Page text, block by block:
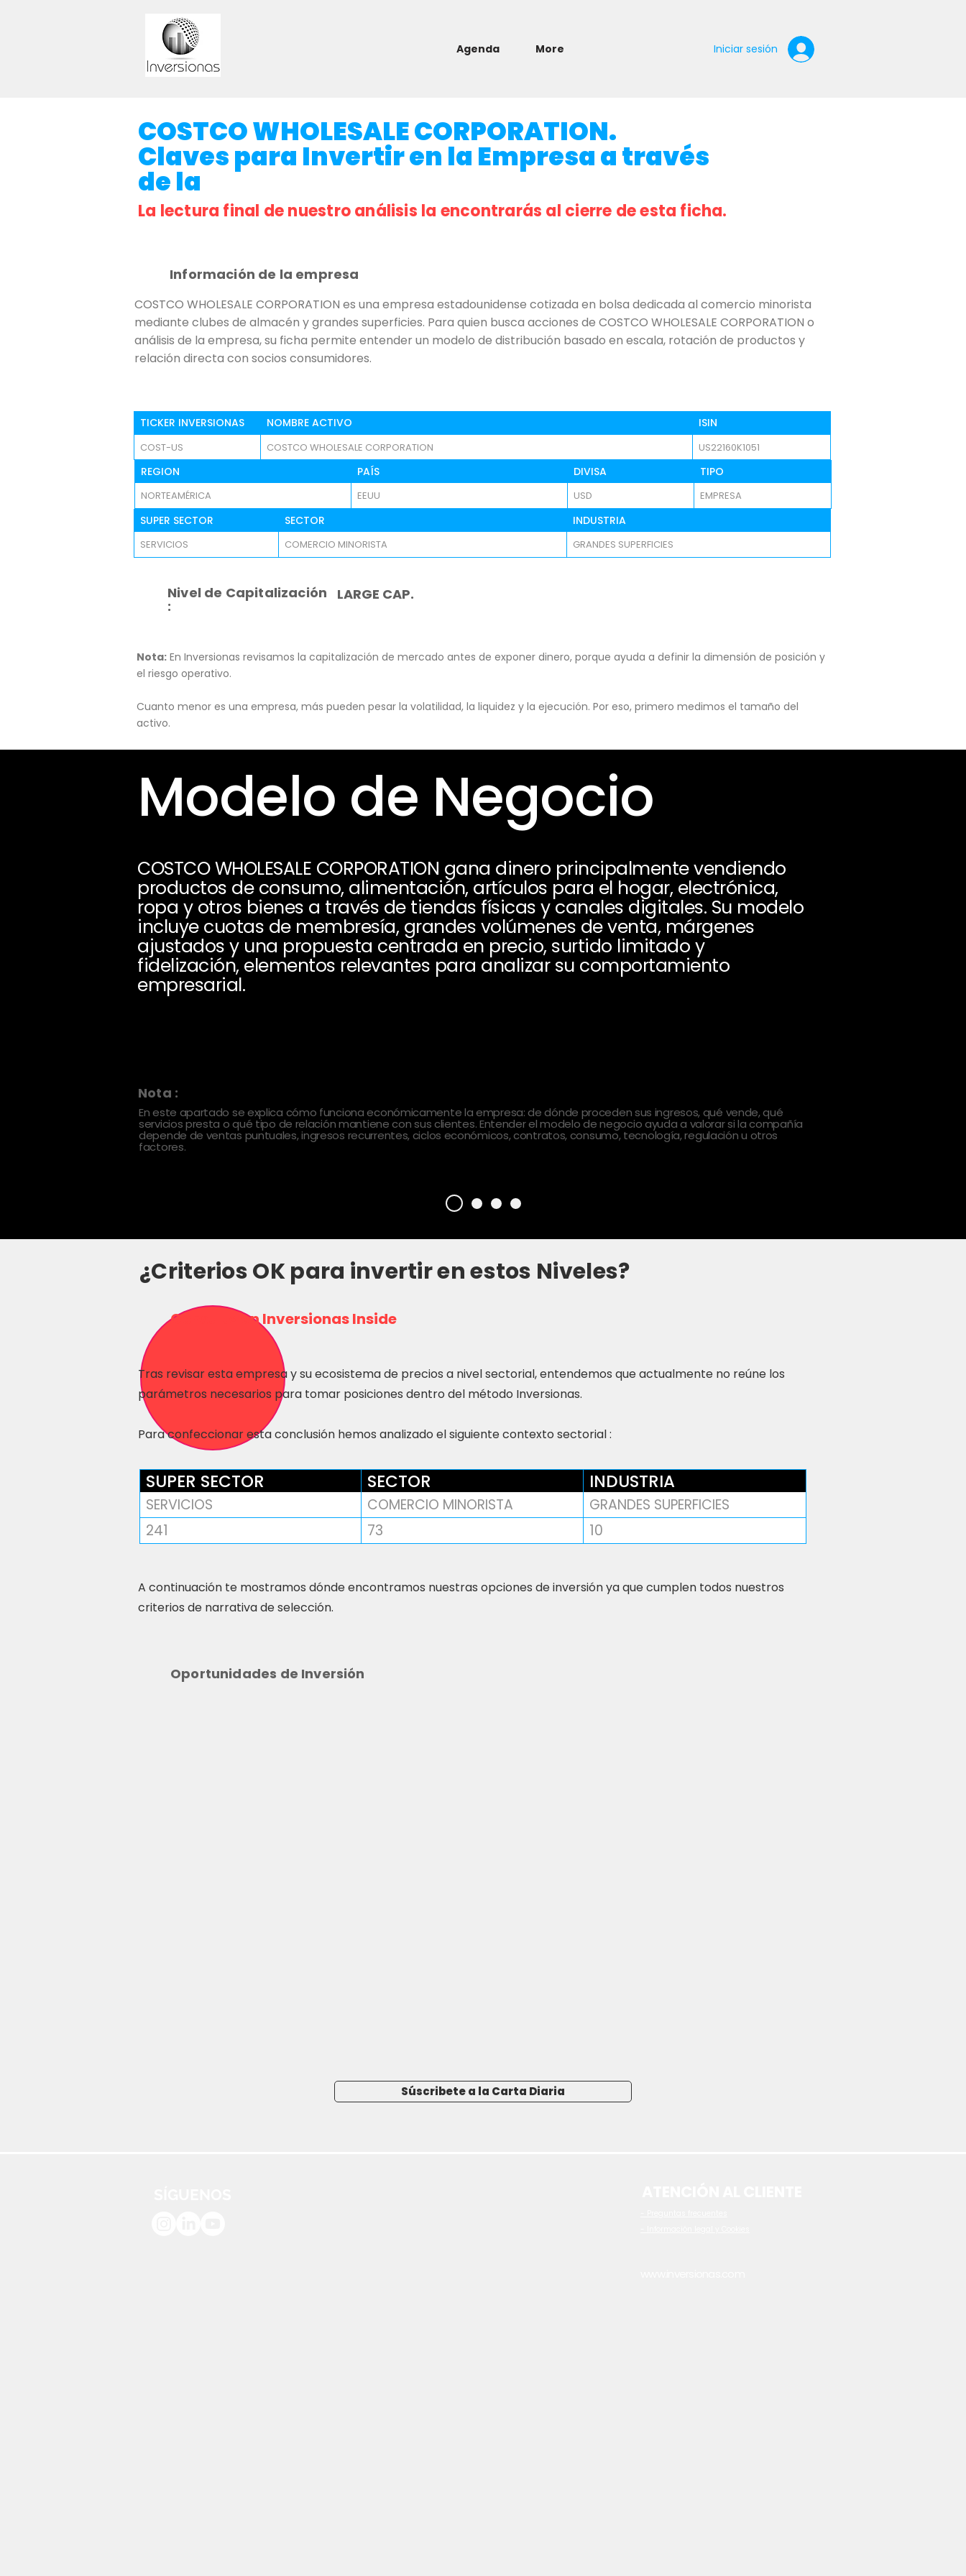
Agenda More Iniciar sesión
COSTCO WHOLESALE CORPORATION.
Claves para Invertir en la Empresa a través
de la
La lectura final de nuestro análisis la encontrarás al cierre de esta ficha.
Información de la empresa
COSTCO WHOLESALE CORPORATION es una empresa estadounidense cotizada en bolsa dedicada al comercio minorista
mediante clubes de almacén y grandes superficies. Para quien busca acciones de COSTCO WHOLESALE CORPORATION o
análisis de la empresa, su ficha permite entender un modelo de distribución basado en escala, rotación de productos y
relación directa con socios consumidores.
TICKER INVERSIONAS NOMBRE ACTIVO ISIN
COST-US COSTCO WHOLESALE CORPORATION US22160K1051
REGION PAÍS DIVISA TIPO
NORTEAMÉRICA EEUU USD EMPRESA
SUPER SECTOR SECTOR INDUSTRIA
SERVICIOS COMERCIO MINORISTA GRANDES SUPERFICIES
Nivel de Capitalización
:
LARGE CAP.
Nota: En Inversionas revisamos la capitalización de mercado antes de exponer dinero, porque ayuda a definir la dimensión de posición y
el riesgo operativo.
Cuanto menor es una empresa, más pueden pesar la volatilidad, la liquidez y la ejecución. Por eso, primero medimos el tamaño del
activo.
Modelo de Negocio
COSTCO WHOLESALE CORPORATION gana dinero principalmente vendiendo
productos de consumo, alimentación, artículos para el hogar, electrónica,
ropa y otros bienes a través de tiendas físicas y canales digitales. Su modelo
incluye cuotas de membresía, grandes volúmenes de venta, márgenes
ajustados y una propuesta centrada en precio, surtido limitado y
fidelización, elementos relevantes para analizar su comportamiento
empresarial.
Nota :
En este apartado se explica cómo funciona económicamente la empresa: de dónde proceden sus ingresos, qué vende, qué
servicios presta o qué tipo de relación mantiene con sus clientes. Entender el modelo de negocio ayuda a valorar si la compañía
depende de ventas puntuales, ingresos recurrentes, ciclos económicos, contratos, consumo, tecnología, regulación u otros
factores.
¿Criterios OK para invertir en estos Niveles?
Consulta en Inversionas Inside
Tras revisar esta empresa y su ecosistema de precios a nivel sectorial, entendemos que actualmente no reúne los
parámetros necesarios para tomar posiciones dentro del método Inversionas.
Para confeccionar esta conclusión hemos analizado el siguiente contexto sectorial :
SUPER SECTOR SECTOR INDUSTRIA
SERVICIOS COMERCIO MINORISTA
GRANDES SUPERFICIES
241
73 10
A continuación te mostramos dónde encontramos nuestras opciones de inversión ya que cumplen todos nuestros
criterios de narrativa de selección.
Oportunidades de Inversión
Súscribete a la Carta Diaria